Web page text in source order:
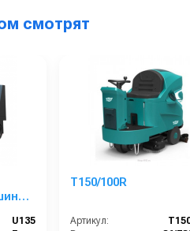
смотрят
с
U135
T150/100R
Артикул: